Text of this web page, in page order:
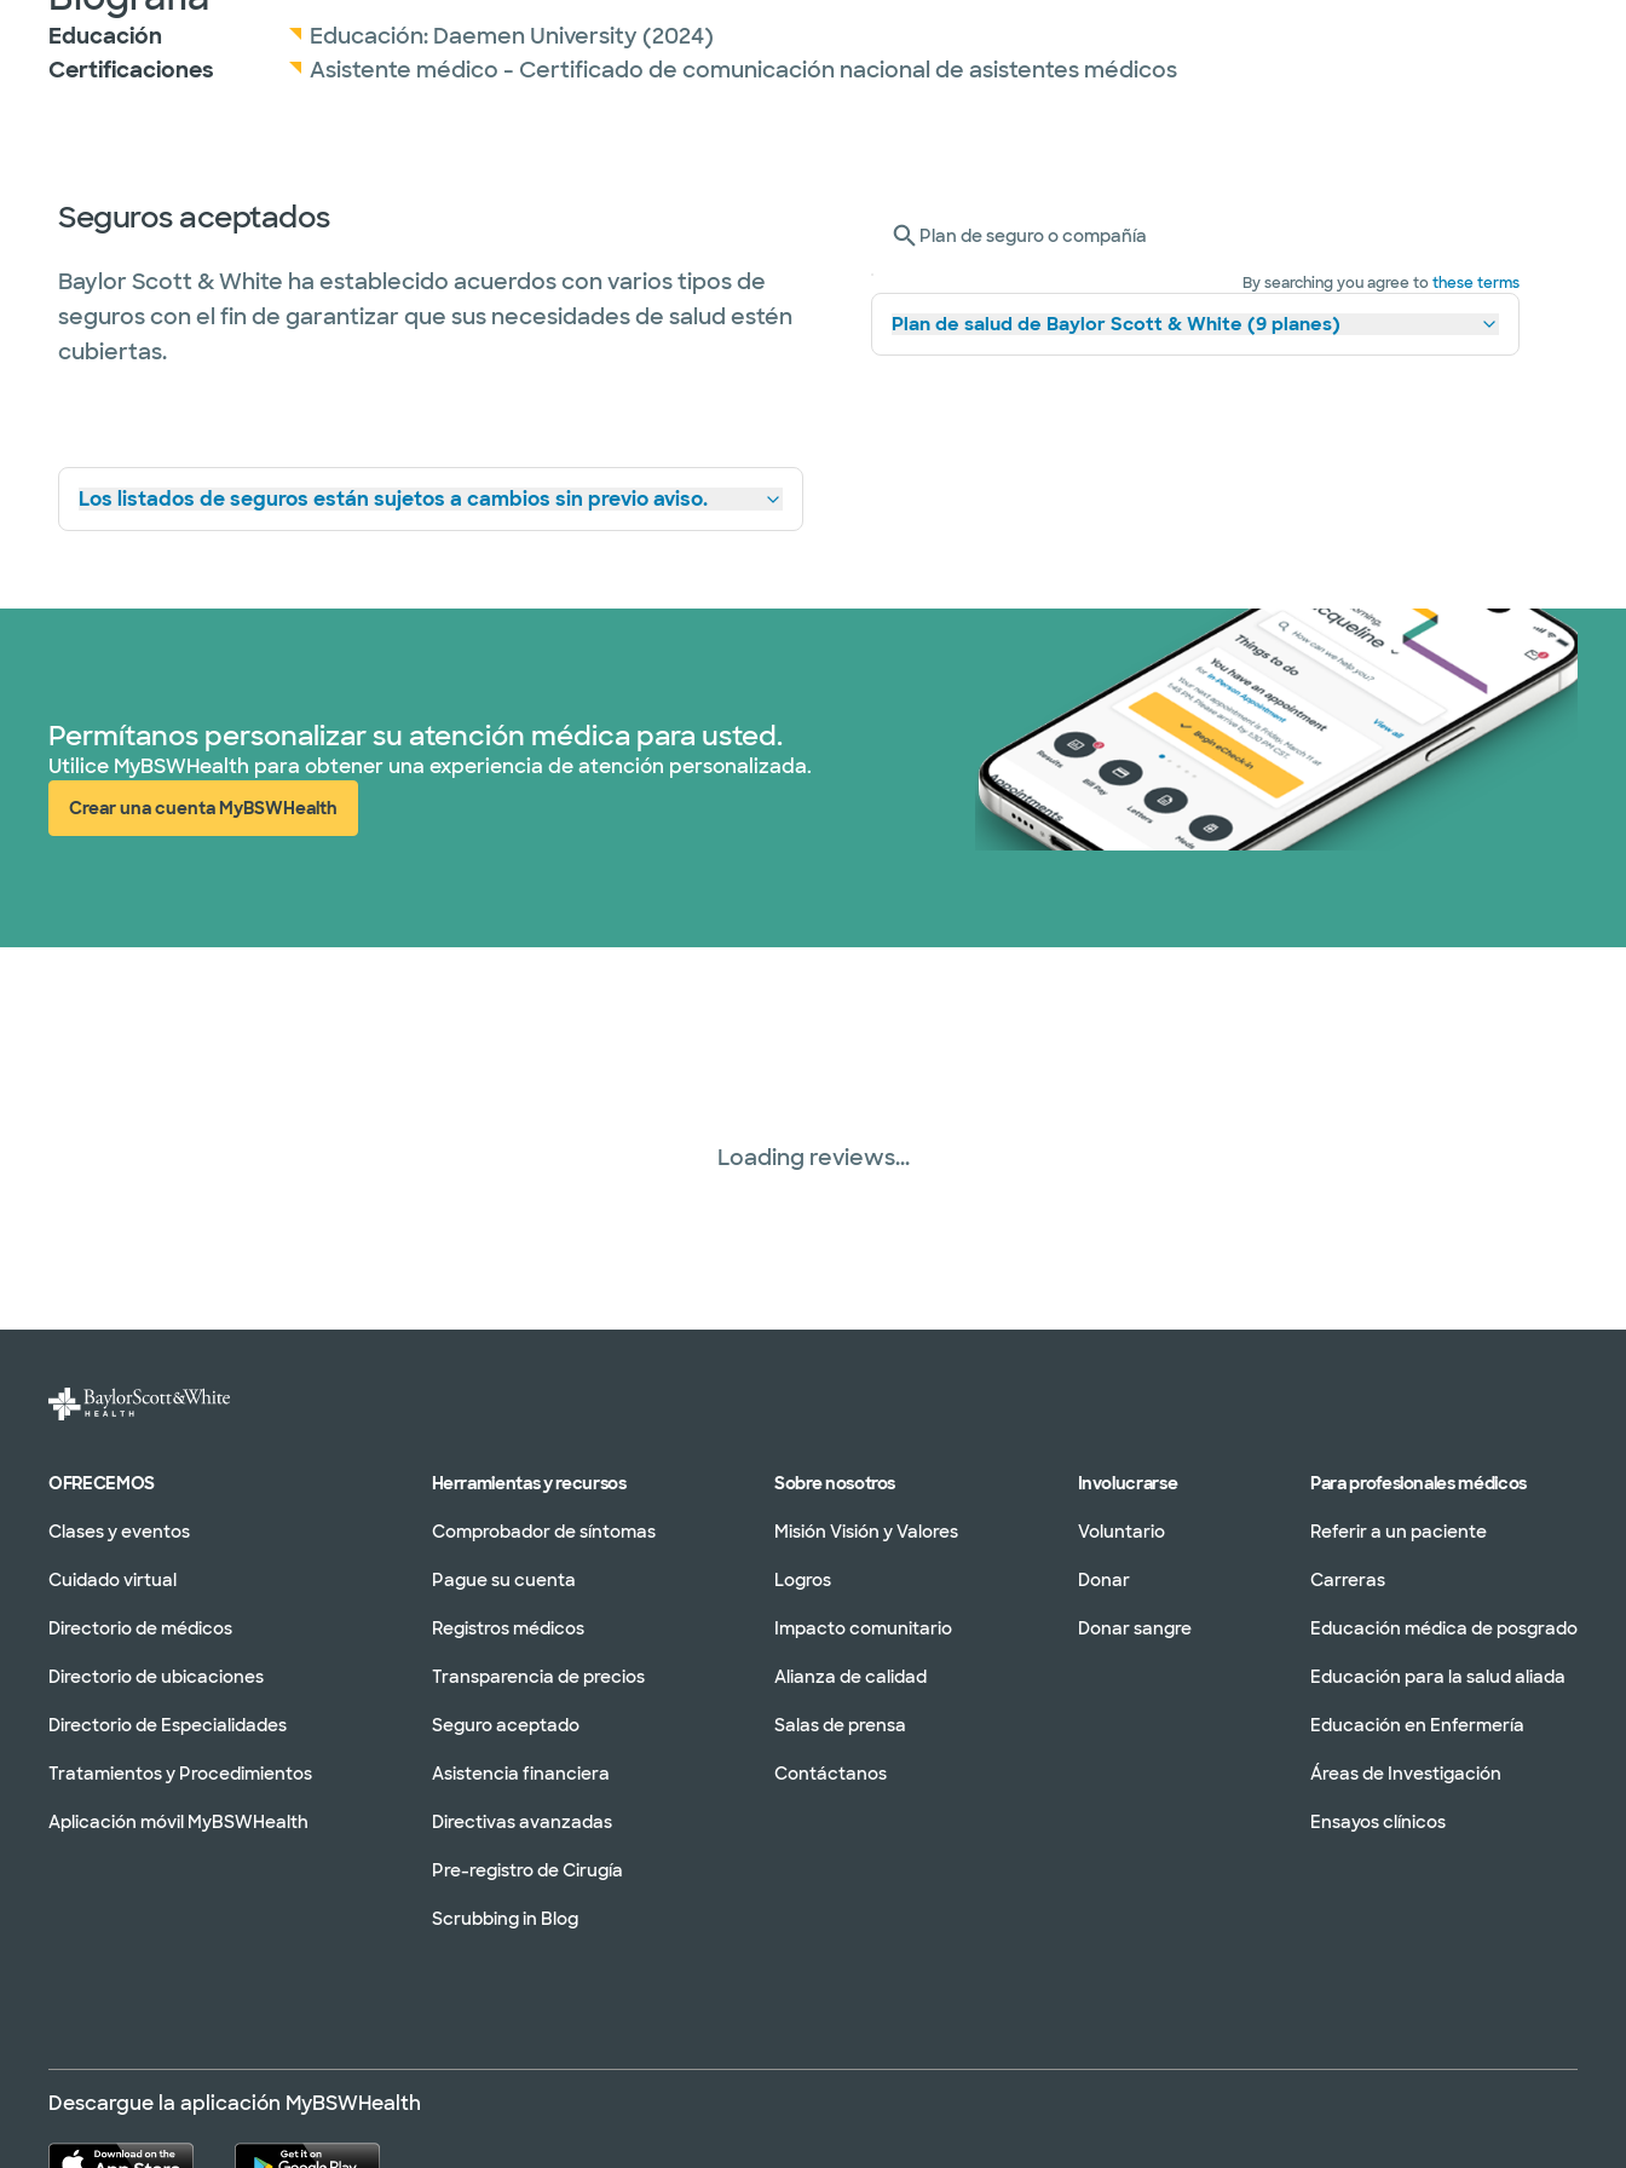
Educación Educación: Daemen University (2024)
Certificaciones
Asistente médico - Certificado de comunicación nacional de asistentes médicos
Seguros aceptados
Baylor Scott & White ha establecido acuerdos con varios tipos de
seguros con el fin de garantizar que sus necesidades de salud estén
cubiertas.
Los listados de seguros están sujetos a cambios sin previo aviso.
Plan de seguro o compañía
By searching you agree tothese terms
Plan de salud de Baylor Scott & White (9 planes)
Permítanos personalizar su atención médica para usted.
Utilice MyBSWHealth para obtener una experiencia de atención personalizada.
Crear una cuenta MyBSWHealth
(abre en ventana nueva)
Loading reviews...
OFRECEMOS
Clases y eventos
Cuidado virtual
Directorio de médicos
Directorio de ubicaciones
Directorio de Especialidades
Tratamientos y Procedimientos
Aplicación móvil MyBSWHealth
Herramientas y recursos
Comprobador de síntomas
Pague su cuenta
Registros médicos
Transparencia de precios
Seguro aceptado
Asistencia financiera
Directivas avanzadas
Pre-registro de Cirugía
Scrubbing in Blog
Sobre nosotros
Misión Visión y Valores
Logros
Impacto comunitario
Alianza de calidad
Salas de prensa
Contáctanos
Involucrarse
Voluntario
Donar
Donar sangre
Para profesionales médicos
Referir a un paciente
Carreras
Educación médica de posgrado
Educación para la salud aliada
Educación en Enfermería
Áreas de Investigación
Ensayos clínicos
Descargue la aplicación MyBSWHealth